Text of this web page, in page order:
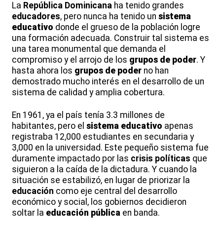
La República Dominicana ha tenido grandes
educadores, pero nunca ha tenido un sistema
educativo donde el grueso de la población logre
una formación adecuada. Construir tal sistema es
una tarea monumental que demanda el
compromiso y el arrojo de los grupos de poder. Y
hasta ahora los grupos de poder no han
demostrado mucho interés en el desarrollo de un
sistema de calidad y amplia cobertura.
En 1961, ya el país tenía 3.3 millones de
habitantes, pero el sistema educativo apenas
registraba 12,000 estudiantes en secundaria y
3,000 en la universidad. Este pequeño sistema fue
duramente impactado por las crisis políticas que
siguieron a la caída de la dictadura. Y cuando la
situación se estabilizó, en lugar de priorizar la
educación como eje central del desarrollo
económico y social, los gobiernos decidieron
soltar la educación pública en banda.